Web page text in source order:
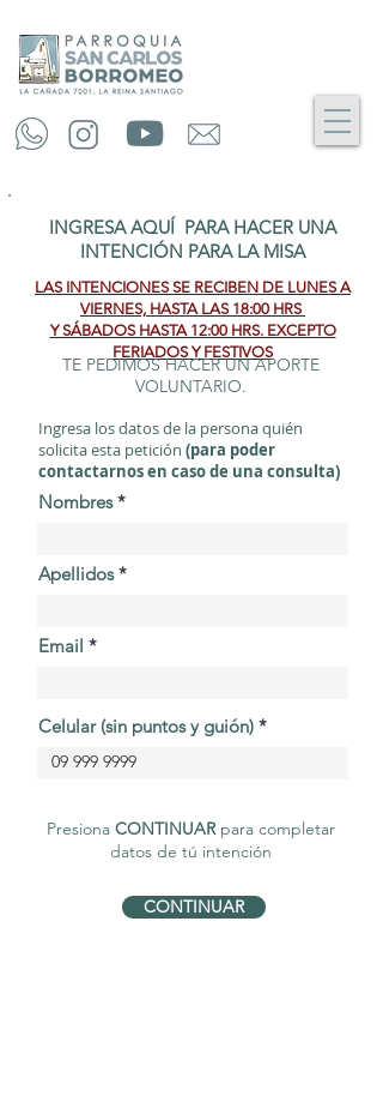
INGRESA AQUÍ PARA HACER UNA
INTENCIÓN PARA LA MISA
LAS INTENCIONES SE RECIBEN DE LUNES A
VIERNES, HASTA LAS 18:00 HRS
Y SÁBADOS HASTA 12:00 HRS. EXCEPTO
FERIADOS Y FESTIVOS
TE PEDIMOS HACER UN APORTE
VOLUNTARIO.
Ingresa los datos de la persona quién
solicita esta petición (para poder
contactarnos en caso de una consulta)
Nombres
Apellidos
Email
Celular (sin puntos y guión)
Presiona CONTINUARpara completar
datos de tú intención
CONTINUAR